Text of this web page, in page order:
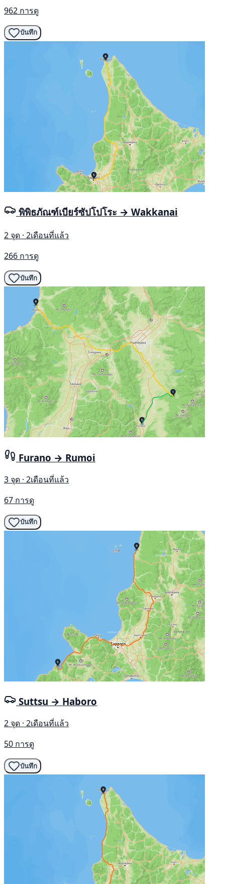
962 การดู
บันทึก
พิพิธภัณฑ์เบียร์ซัปโปโระ → Wakkanai
2 จุด · 2เดือนที่แล้ว
266 การดู
บันทึก
Furano → Rumoi
3 จุด · 2เดือนที่แล้ว
67 การดู
บันทึก
Suttsu → Haboro
2 จุด · 2เดือนที่แล้ว
50 การดู
บันทึก